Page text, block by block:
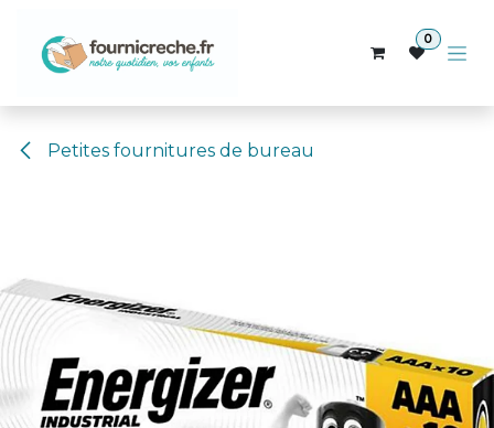
0
Petites fournitures de bureau